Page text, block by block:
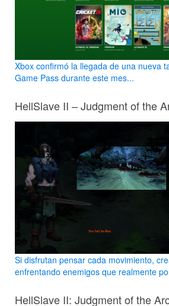
Xbox confirmó la llegada de una nueva
Game Pass durante este mes...
HellSlave II – Judgment of the
Si disfrutan pensar cada movimiento,
enfrentando enemigos que realmente
HellSlave II: Judgment of the